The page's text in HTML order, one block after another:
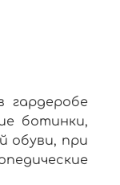
гардеробе
ботинки,
обуви, при